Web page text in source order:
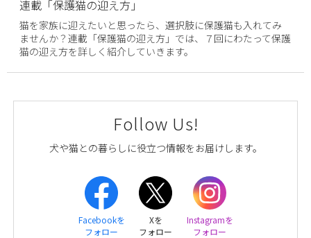
連載「保護猫の迎え方」
猫を家族に迎えたいと思ったら、選択肢に保護猫も入れてみ
ませんか？連載「保護猫の迎え方」では、７回にわたって保護
猫の迎え方を詳しく紹介していきます。
Follow Us!
犬や猫との暮らしに役立つ情報をお届けします。
Facebookを
フォロー
Xを
フォロー
Instagramを
フォロー